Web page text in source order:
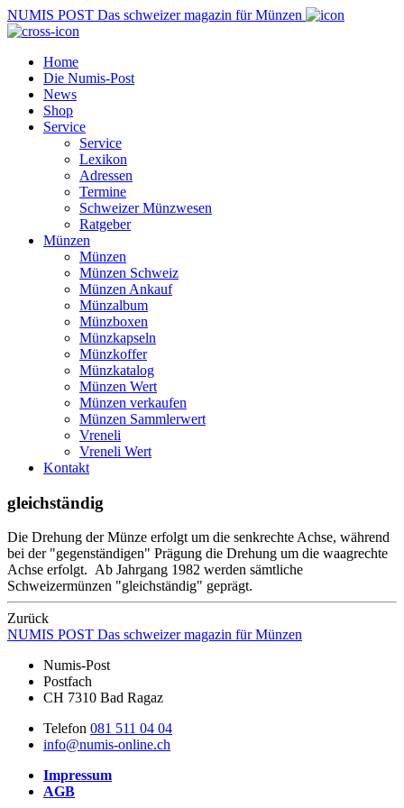
NUMIS POST Das schweizer magazin für Münzen
Home
Die Numis-Post
News
Shop
Service
Service
Lexikon
Adressen
Termine
Schweizer Münzwesen
Ratgeber
Münzen
Münzen
Münzen Schweiz
Münzen Ankauf
Münzalbum
Münzboxen
Münzkapseln
Münzkoffer
Münzkatalog
Münzen Wert
Münzen verkaufen
Münzen Sammlerwert
Vreneli
Vreneli Wert
Kontakt
gleichständig
Die Drehung der Münze erfolgt um die senkrechte Achse, während
bei der "gegenständigen" Prägung die Drehung um die waagrechte
Achse erfolgt. Ab Jahrgang 1982 werden sämtliche
Schweizermünzen "gleichständig" geprägt.
Zurück
NUMIS POST Das schweizer magazin für Münzen
Numis-Post
Postfach
CH 7310 Bad Ragaz
Telefon 081 511 04 04
info@numis-online.ch
Impressum
AGB